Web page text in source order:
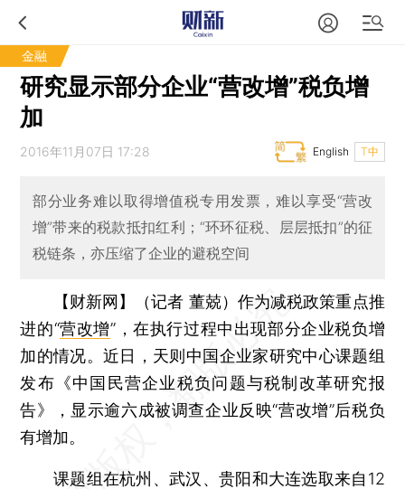
金融
研究显示部分企业“营改增”税负增
加
2016年11月07日 17:28 T中
English
部分业务难以取得增值税专用发票，难以享受“营改
增”带来的税款抵扣红利；“环环征税、层层抵扣”的征
税链条，亦压缩了企业的避税空间
【财新网】（记者 董兢） 作为减税政策重点推
进的“营改增”，在执行过程中出现部分企业税负增
加的情况。近日，天则中国企业家研究中心课题组
发布《中国民营企业税负问题与税制改革研究报
告》，显示逾六成被调查企业反映“营改增”后税负
有增加。
课题组在杭州、武汉、贵阳和大连选取来自12